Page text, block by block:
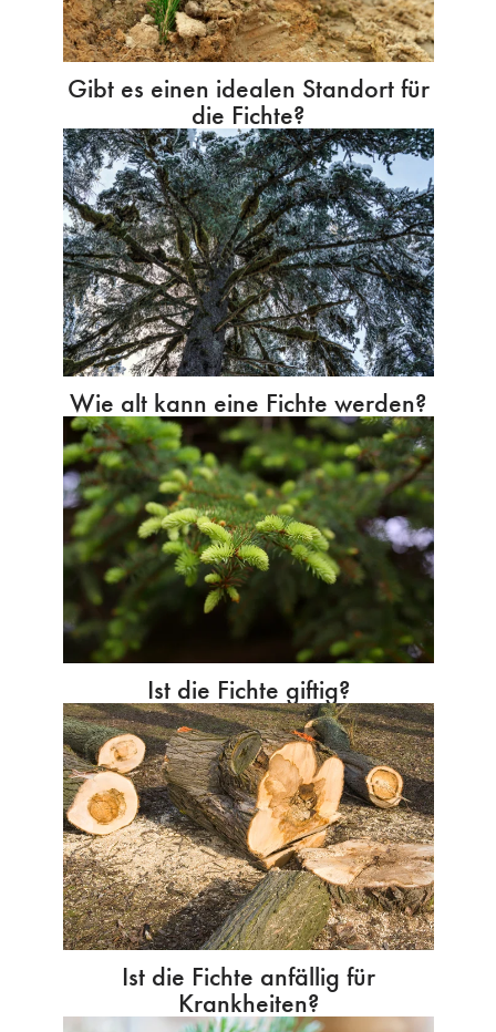
Gibt es einen idealen Standort für
die Fichte?
Wie alt kann eine Fichte werden?
Ist die Fichte giftig?
Ist die Fichte anfällig für
Krankheiten?